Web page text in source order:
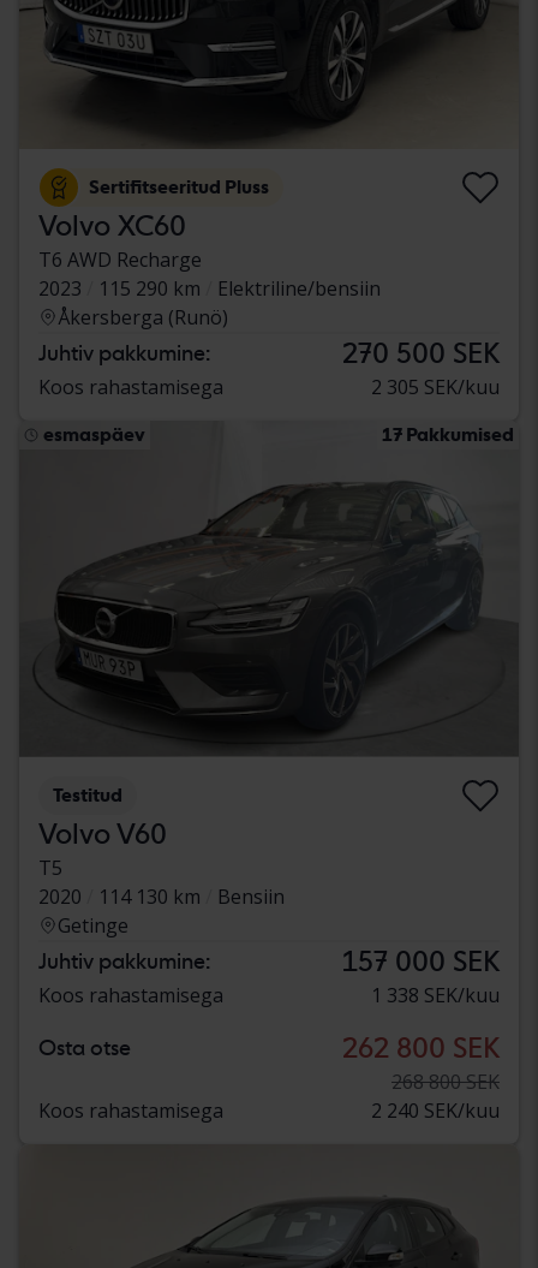
Sertifitseeritud Pluss
Volvo XC60
T6 AWD Recharge
2023
115 290 km
Elektriline/bensiin
Åkersberga (Runö)
Juhtiv pakkumine: 270 500 SEK
Koos rahastamisega 2 305 SEK/kuu
esmaspäev 17 Pakkumised
Testitud
Volvo V60
T5
2020
114 130 km
Bensiin
Getinge
Juhtiv pakkumine: 157 000 SEK
Koos rahastamisega 1 338 SEK/kuu
Osta otse 262 800 SEK
268 800 SEK
Koos rahastamisega
2 240 SEK/kuu